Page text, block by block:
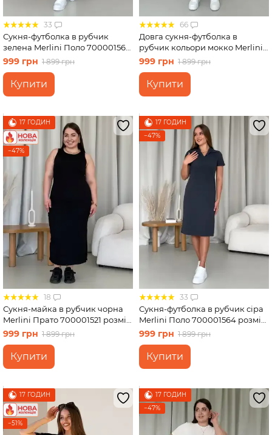
33
Сукня-футболка в рубчик
зелена Merlini Поло 700001565
розмір L-XL
999 грн 1 899 грн
Купити
66
Довга сукня-футболка в
рубчик кольори мокко Merlini
Кассо 700000124 розмір 42-44
999 грн 1 899 грн
Купити
17 ГОДИН
−47%
18
Сукня-майка в рубчик чорна
Merlini Прато 700001521 розмір
2XL-3XL
999 грн 1 899 грн
Купити
17 ГОДИН
−47%
33
Сукня-футболка в рубчик сіра
Merlini Поло 700001564 розмір
L-XL
999 грн 1 899 грн
Купити
17 ГОДИН
−51%
17 ГОДИН
−47%